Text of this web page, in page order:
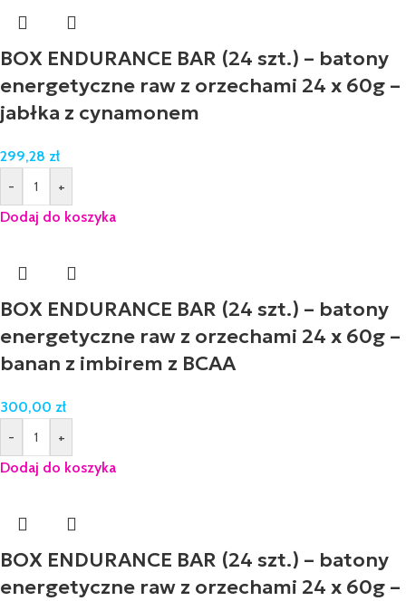
BOX ENDURANCE BAR (24 szt.) – batony
energetyczne raw z orzechami 24 x 60g –
jabłka z cynamonem
299,28 zł
-
+
Dodaj do koszyka
BOX ENDURANCE BAR (24 szt.) – batony
energetyczne raw z orzechami 24 x 60g –
banan z imbirem z BCAA
300,00 zł
-
+
Dodaj do koszyka
BOX ENDURANCE BAR (24 szt.) – batony
energetyczne raw z orzechami 24 x 60g –